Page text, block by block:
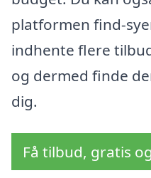
platformen find-
indhente flere
og dermed finde
dig.
Få tilbud, gratis